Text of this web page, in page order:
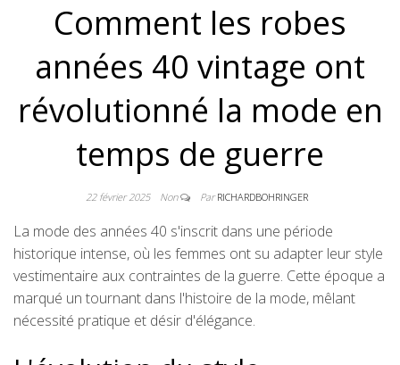
Comment les robes
années 40 vintage ont
révolutionné la mode en
temps de guerre
22 février 2025 Non ParRICHARDBOHRINGER
La mode des années 40 s'inscrit dans une période
historique intense, où les femmes ont su adapter leur style
vestimentaire aux contraintes de la guerre. Cette époque a
marqué un tournant dans l'histoire de la mode, mêlant
nécessité pratique et désir d'élégance.